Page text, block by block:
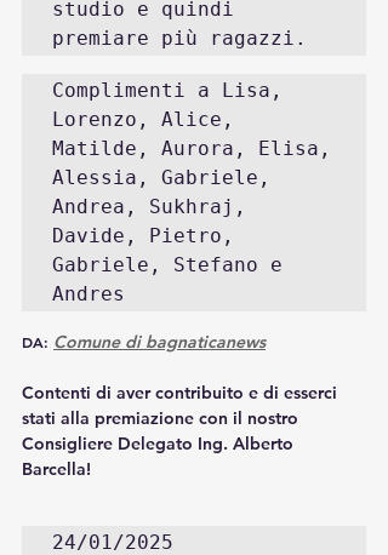
studio e quindi
premiare più ragazzi.
Complimenti a Lisa,
Lorenzo, Alice,
Matilde, Aurora, Elisa,
Alessia, Gabriele,
Andrea, Sukhraj,
Davide, Pietro,
Gabriele, Stefano e
Andres
DA: Comune di bagnaticanews
Contenti di aver contribuito e di esserci
stati alla premiazione con il nostro
Consigliere Delegato Ing. Alberto
Barcella!
24/01/2025